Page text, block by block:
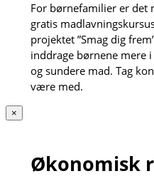
For børnefamilier er det
gratis
projektet ”Smag dig
inddrage børnene mere
og sundere mad. Tag
være med.
×
Økonomisk